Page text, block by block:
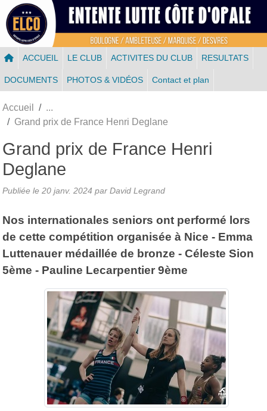
ACCUEIL LE CLUB ACTIVITES DU CLUB RESULTATS
DOCUMENTS PHOTOS & VIDÉOS Contact et plan
Accueil
Grand prix de France Henri Deglane
Grand prix de France Henri
Deglane
Publiée le 20 janv. 2024 par David Legrand
Nos internationales seniors ont performé lors
de cette compétition organisée à Nice - Emma
Luttenauer médaillée de bronze - Céleste Sion
5ème - Pauline Lecarpentier 9ème
Panneau de gestion des cookies